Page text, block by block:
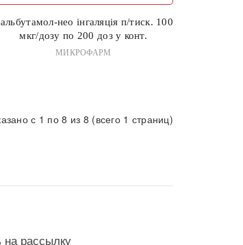
нео інгаляція п/тиск. 100
мкг/дозу по 200 доз у конт.
МИКРОФАРМ
с 1 по 8 из 8 (всего 1 страниц)
рассылку